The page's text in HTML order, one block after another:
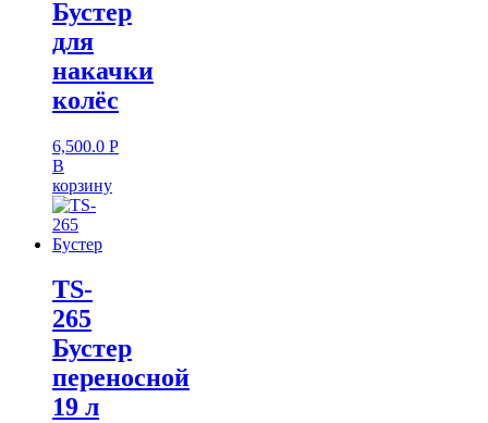
Бустер
для
накачки
колёс
6,500.0 Р
В
корзину
TS-
265
Бустер
переносной
19 л